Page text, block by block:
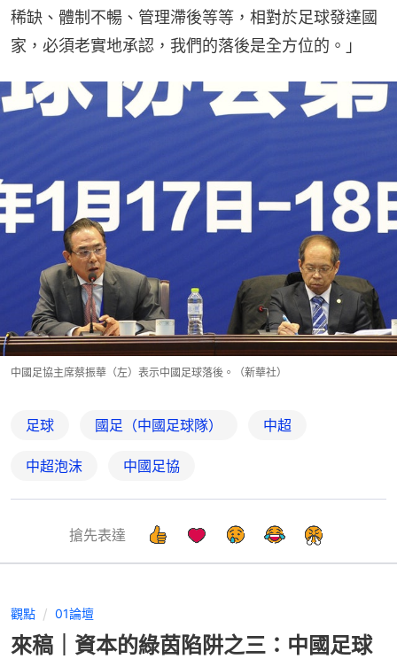
稀缺、體制不暢、管理滯後等等，相對於足球發達國
家，必須老實地承認，我們的落後是全方位的。」
中國足協主席蔡振華（左）表示中國足球落後。（新華社）
足球 國足（中國足球隊） 中超
中超泡沫 中國足協
搶先表達
觀點 01論壇
來稿｜資本的綠茵陷阱之三：中國足球